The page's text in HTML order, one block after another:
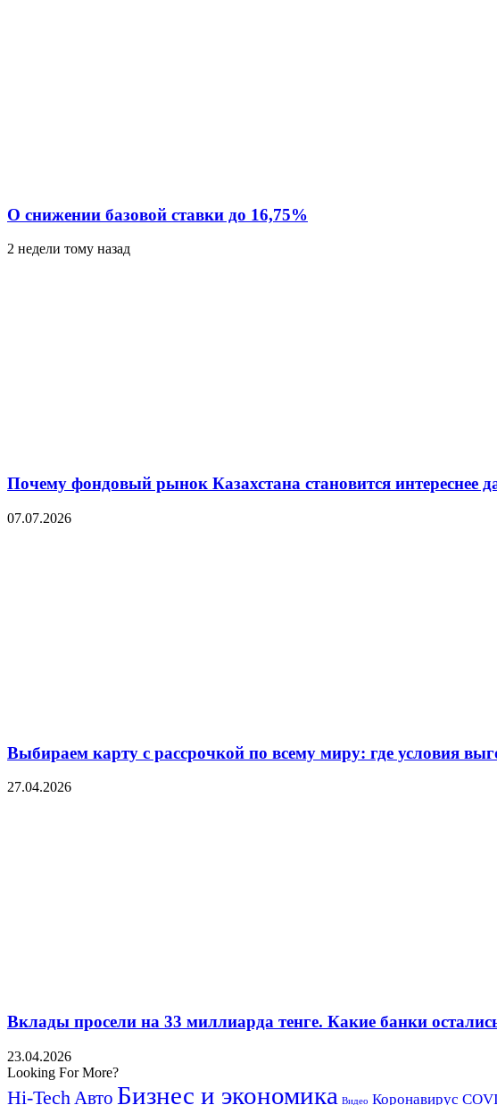
О снижении базовой ставки до 16,75%
2 недели тому назад
Почему фондовый рынок Казахстана становится интереснее
07.07.2026
Выбираем карту с рассрочкой по всему миру: где условия
27.04.2026
Вклады просели на 33 миллиарда тенге. Какие банки
23.04.2026
Looking For More?
Hi-Tech Авто Бизнес и экономика Видео Коронавирус